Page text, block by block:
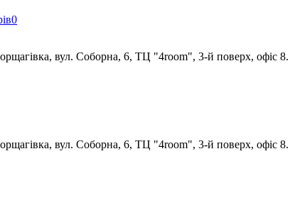
0
вул. Соборна, 6, ТЦ "4room", 3-й поверх, офіс 8.
вул. Соборна, 6, ТЦ "4room", 3-й поверх, офіс 8.